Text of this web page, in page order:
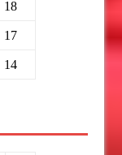
18
17
14